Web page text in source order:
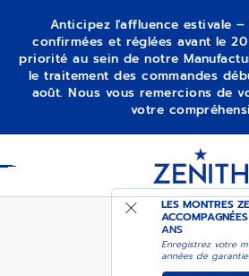
Anticipez l'affluence estivale –
confirmées et réglées avant le
priorité au sein de notre
le traitement des commandes
août. Nous vous remercions de
votre
LES MONTRES
ANS
Enregistrez votre
années de
DEFY SKYLINE SAPPHIRE